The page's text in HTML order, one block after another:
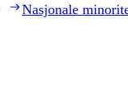
Nasjonale